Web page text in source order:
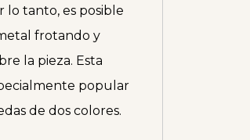
lo tanto, es posible
frotando y
la pieza. Esta
popular
de dos colores.